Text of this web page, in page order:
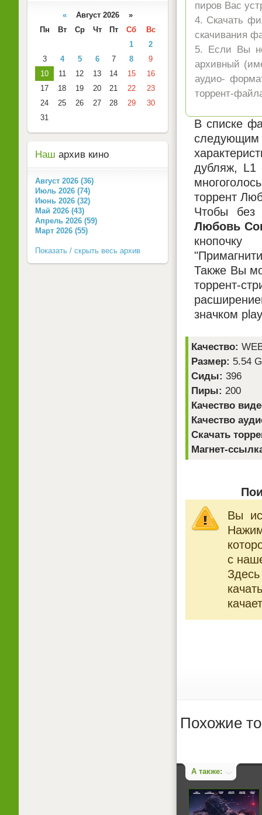
пиров Вас
4. Скачать
скачивания
5. Если Вы
архивный
аудио-
торрент-
В списке
дубляж, L1
торрент
Чтобы без
Любовь
Также Вы
торрент-
значком
Качество:
Размер: 5.54
Сиды: 396
Пиры: 200
Качество
Качество
Скачать
Магнет-
Вы
с
Похожие
А также:
« Август 2026 »
Пн
Вт Ср Чт Пт Сб
Вс
1
2
3
4 5 6 7 8
9
10
11 12 13 14 15
16
17
18 19 20 21 22
23
24
25 26 27 28 29
30
31
Наш архив кино
Август 2026 (36)
Июль 2026 (74)
Июнь 2026 (32)
Май 2026 (43)
Апрель 2026 (59)
Март 2026 (55)
Показать / скрыть весь архив